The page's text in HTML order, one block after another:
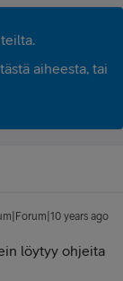
aiheesta, tai
years ago
löytyy ohjeita